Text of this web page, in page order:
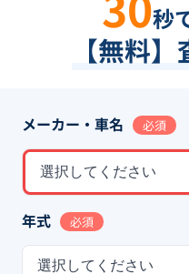
秒
【無料
メーカー・車名 必須
選択してください
年式 必須
選択してください